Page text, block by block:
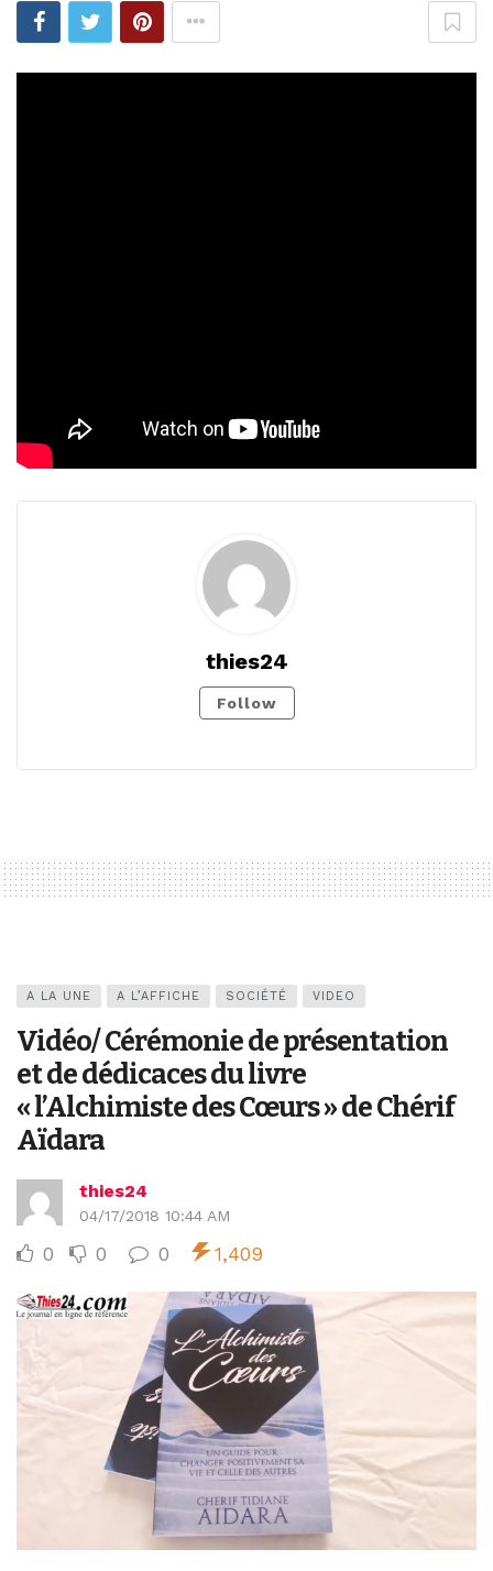
thies24
Follow
A LA UNE A L’AFFICHE SOCIÉTÉ VIDEO
Vidéo/ Cérémonie de présentation
et de dédicaces du livre
« l’Alchimiste des Cœurs » de Chérif
Aïdara
thies24
04/17/2018 10:44 AM
0 0 0 1,409